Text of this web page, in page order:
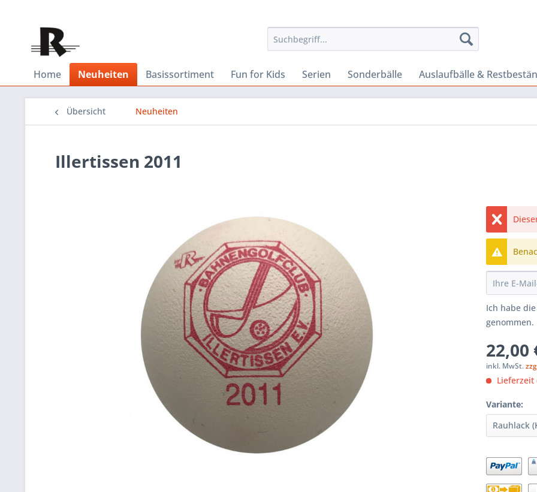
Home Neuheiten Basissortiment Fun for Kids Serien Sonderbälle Auslaufbälle &
Übersicht Neuheiten
Illertissen 2011
Ich habe die
genommen.
22,00
inkl. MwSt.
Lieferzeit
Variante: